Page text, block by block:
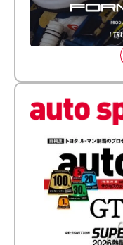
倒す相手を、
【